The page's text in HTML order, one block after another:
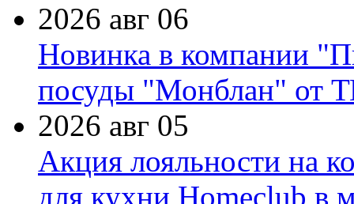
2026 авг 06
Новинка в компании
посуды "Монблан" от
2026 авг 05
Акция лояльности на
для кухни Homeclub в